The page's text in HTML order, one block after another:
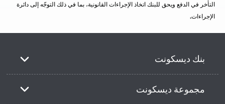
التأخر في الدفع ويحق للبنك اتخاذ الإجراءات القانونية، بما في ذلك التوجّه إلى دائرة
الإجراءات.
بنك ديسكونت
مجموعة ديسكونت